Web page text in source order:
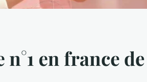
en france de